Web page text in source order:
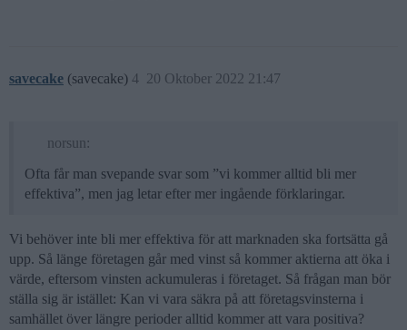
savecake (savecake) 20 Oktober 2022 21:47
4
norsun:
Ofta får man svepande svar som ”vi kommer alltid bli mer
effektiva”, men jag letar efter mer ingående förklaringar.
Vi behöver inte bli mer effektiva för att marknaden ska fortsätta gå
upp. Så länge företagen går med vinst så kommer aktierna att öka i
värde, eftersom vinsten ackumuleras i företaget. Så frågan man bör
ställa sig är istället: Kan vi vara säkra på att företagsvinsterna i
samhället över längre perioder alltid kommer att vara positiva?